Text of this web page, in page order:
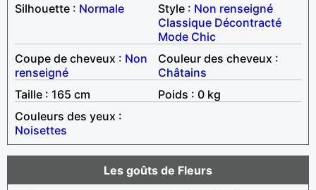
Silhouette : Normale Style : Non renseigné
Classique Décontracté
Mode Chic
Coupe de cheveux : Non
renseigné
Couleur des cheveux :
Châtains
Taille : 165 cm
Poids : 0 kg
Couleurs des yeux :
Noisettes
Les goûts de Fleurs